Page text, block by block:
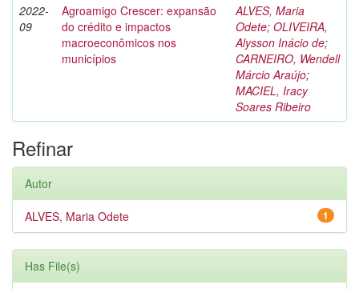
2022-
09
Agroamigo Crescer: expansão
do crédito e impactos
macroeconômicos nos
municípios
ALVES, Maria
Odete; OLIVEIRA,
Alysson Inácio de;
CARNEIRO, Wendell
Márcio Araújo;
MACIEL, Iracy
Soares Ribeiro
Refinar
Autor
1
ALVES, Maria Odete
Has File(s)